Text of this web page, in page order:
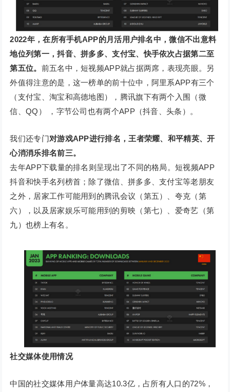
2022年，在所有手机APP的月活用户排名中，微信不出意料
地位列第一，抖音、拼多多、支付宝、快手依次占据第二至
第五位。 前五名中，短视频APP就占据两席，表现亮眼。另
外值得注意的是，这一榜单的前十位中，阿里系APP有三个
（支付宝、淘宝和高德地图），腾讯旗下有两个入围（微
信、QQ） ，字节公司也有两个APP（抖音、头条）。
我们还专门对游戏APP进行排名，王者荣耀、和平精英、开
心消消乐排名前三。
去年APP下载量的排名则呈现出了不同的格局。短视频APP
抖音和快手名列榜首；除了微信、拼多多、支付宝等老朋友
之外，居家工作可能用到的腾讯会议（第五）、夸克（第
六），以及居家娱乐可能用到的剪映（第七）、爱奇艺（第
九）也榜上有名。
社交媒体使用情况
中国的社交媒体用户体量高达10.3亿，占所有人口的72%，